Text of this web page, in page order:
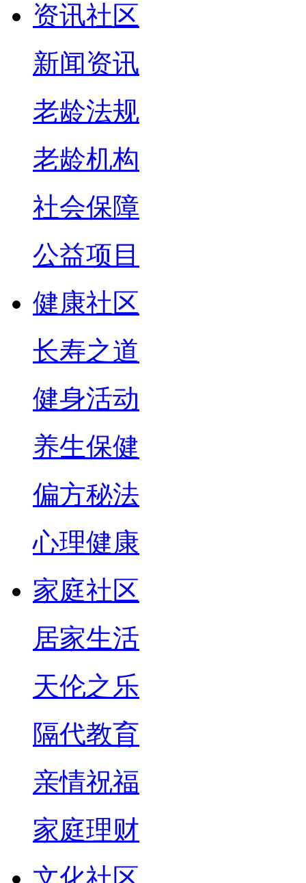
资讯社区
新闻资讯
老龄法规
老龄机构
社会保障
公益项目
健康社区
长寿之道
健身活动
养生保健
偏方秘法
心理健康
家庭社区
居家生活
天伦之乐
隔代教育
亲情祝福
家庭理财